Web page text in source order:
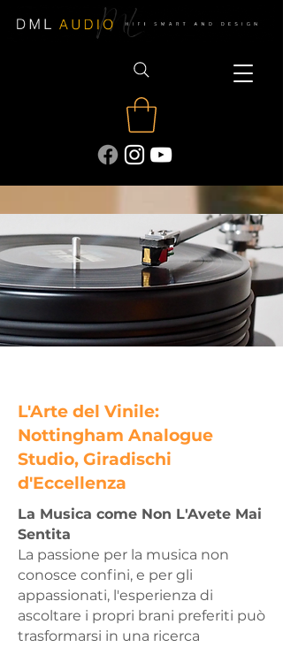
L'Arte del Vinile:
Nottingham Analogue
Studio, Giradischi
d'Eccellenza
La Musica come Non L'Avete Mai
Sentita
La passione per la musica non
conosce confini, e per gli
appassionati, l'esperienza di
ascoltare i propri brani preferiti può
trasformarsi in una ricerca